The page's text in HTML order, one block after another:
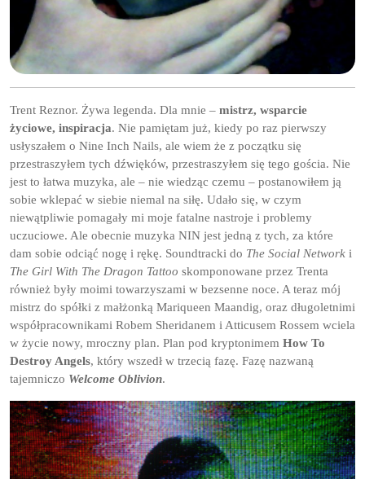
Trent Reznor. Żywa legenda. Dla mnie – mistrz, wsparcie
życiowe, inspiracja. Nie pamiętam już, kiedy po raz pierwszy
usłyszałem o Nine Inch Nails, ale wiem że z początku się
przestraszyłem tych dźwięków, przestraszyłem się tego gościa. Nie
jest to łatwa muzyka, ale – nie wiedząc czemu – postanowiłem ją
sobie wklepać w siebie niemal na siłę. Udało się, w czym
niewątpliwie pomagały mi moje fatalne nastroje i problemy
uczuciowe. Ale obecnie muzyka NIN jest jedną z tych, za które
dam sobie odciąć nogę i rękę. Soundtracki do The Social Network i
The Girl With The Dragon Tattoo skomponowane przez Trenta
również były moimi towarzyszami w bezsenne noce. A teraz mój
mistrz do spółki z małżonką Mariqueen Maandig, oraz długoletnimi
współpracownikami Robem Sheridanem i Atticusem Rossem wciela
w życie nowy, mroczny plan. Plan pod kryptonimem How To
Destroy Angels, który wszedł w trzecią fazę. Fazę nazwaną
tajemniczo Welcome Oblivion.